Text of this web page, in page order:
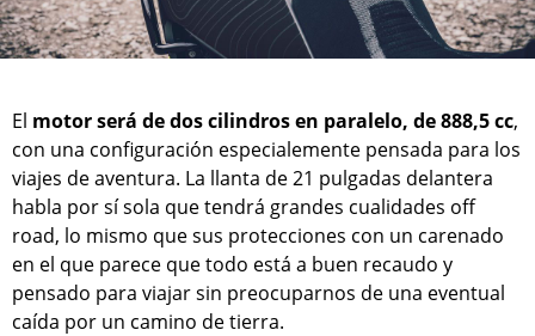
El motor será de dos cilindros en paralelo, de 888,5 cc,
con una configuración especialemente pensada para los
viajes de aventura. La llanta de 21 pulgadas delantera
habla por sí sola que tendrá grandes cualidades off
road, lo mismo que sus protecciones con un carenado
en el que parece que todo está a buen recaudo y
pensado para viajar sin preocuparnos de una eventual
caída por un camino de tierra.